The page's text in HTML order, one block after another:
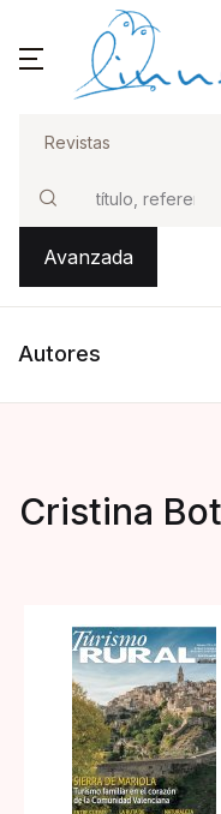
Buscar
Avanzada
Autores
Cristina